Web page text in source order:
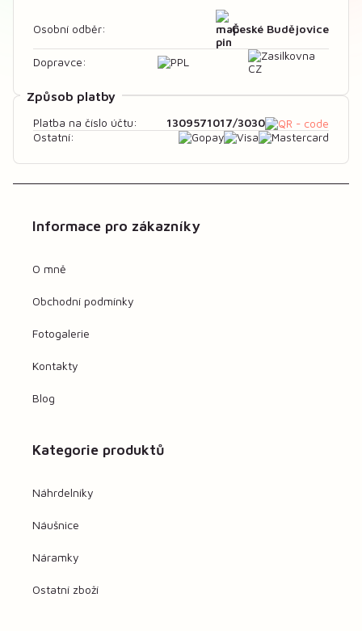
Osobní odběr: České Budějovice
Dopravce:
Způsob platby
Platba na číslo účtu: 1309571017/3030
Ostatní:
Informace pro zákazníky
O mně
Obchodní podmínky
Fotogalerie
Kontakty
Blog
Kategorie produktů
Náhrdelníky
Náušnice
Náramky
Ostatní zboží